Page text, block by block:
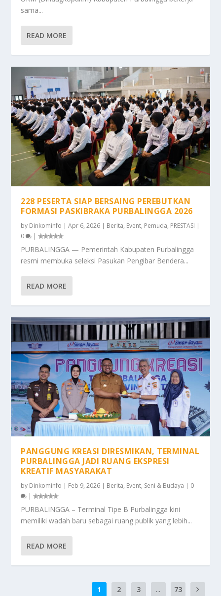
sama...
READ MORE
228 PESERTA SIAP BERSAING PEREBUTKAN
FORMASI PASKIBRAKA PURBALINGGA 2026
by Dinkominfo |Apr 6, 2026 | Berita, Event, Pemuda, PRESTASI |
0
|
PURBALINGGA — Pemerintah Kabupaten Purbalingga
resmi membuka seleksi Pasukan Pengibar Bendera...
READ MORE
PANGGUNG KREASI DIRESMIKAN, TERMINAL
PURBALINGGA JADI RUANG EKSPRESI
KREATIF MASYARAKAT
by Dinkominfo | Feb 9, 2026 | Berita, Event, Seni & Budaya | 0
|
PURBALINGGA – Terminal Tipe B Purbalingga kini
memiliki wadah baru sebagai ruang publik yang lebih...
READ MORE
1 2 3 ... 73